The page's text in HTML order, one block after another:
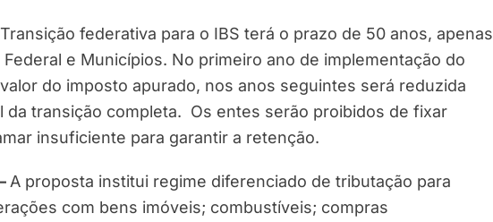
Transição federativa para o IBS terá o prazo de 50 anos, apenas
e Municípios. No primeiro ano de implementação do
do imposto apurado, nos anos seguintes será reduzida
da transição completa. Os entes serão proibidos de fixar
insuficiente para garantir a retenção.
A proposta institui regime diferenciado de tributação para
com bens imóveis; combustíveis; compras